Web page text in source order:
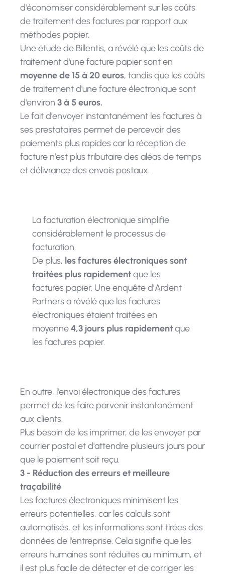
d'économiser considérablement sur les coûts
de traitement des factures par rapport aux
méthodes papier.
Une étude de Billentis, a révélé que les coûts de
traitement d'une facture papier sont en
moyenne de 15 à 20 euros, tandis que les coûts
de traitement d'une facture électronique sont
d'environ 3 à 5 euros.
Le fait d’envoyer instantanément les factures à
ses prestataires permet de percevoir des
paiements plus rapides car la réception de
facture n’est plus tributaire des aléas de temps
et délivrance des envois postaux.
La facturation électronique simplifie
considérablement le processus de
facturation.
De plus, les factures électroniques sont
traitées plus rapidementque les
factures papier. Une enquête d’Ardent
Partners a révélé que les factures
électroniques étaient traitées en
moyenne4,3 jours plus rapidementque
les factures papier.
En outre, l'envoi électronique des factures
permet de les faire parvenir instantanément
aux clients.
Plus besoin de les imprimer, de les envoyer par
courrier postal et d'attendre plusieurs jours pour
que le paiement soit reçu.
3 - Réduction des erreurs et meilleure
traçabilité
Les factures électroniques minimisent les
erreurs potentielles, car les calculs sont
automatisés, et les informations sont tirées des
données de l'entreprise. Cela signifie que les
erreurs humaines sont réduites au minimum, et
il est plus facile de détecter et de corriger les